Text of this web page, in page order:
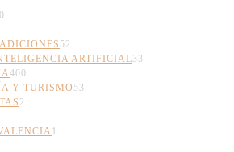
52
ARTIFICIAL33
400
Y TURISMO 53
2
1